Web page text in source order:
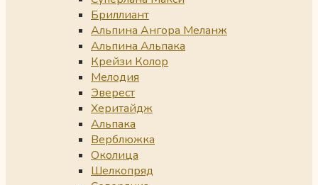
Бриллиант
Альпина Ангора Меланж
Альпина Альпака
Крейзи Колор
Мелодия
Эверест
Херитайдж
Альпака
Верблюжка
Околица
Шелкопряд